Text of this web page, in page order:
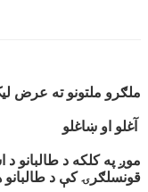
ملګرو ملتونو ته عرض
موږ په کلکه د طالبانو
قونسلګرۍ کې د